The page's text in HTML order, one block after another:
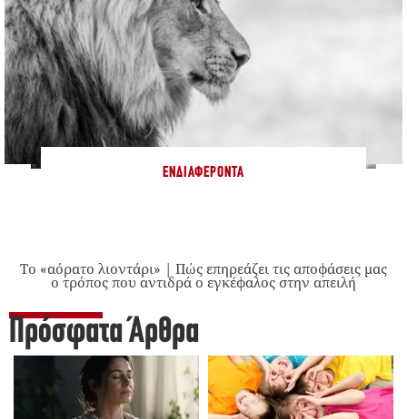
ΕΝΔΙΑΦΈΡΟΝΤΑ
Το «αόρατο λιοντάρι» | Πώς επηρεάζει τις αποφάσεις μας
ο τρόπος που αντιδρά ο εγκέφαλος στην απειλή
Πρόσφατα Άρθρα